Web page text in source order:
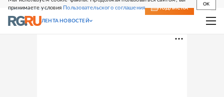
принимаете условия Пользовательского соглашения
OK
СВЕЖИЙ НОМЕР ПОДПИСКА
ЛЕНТА НОВОСТЕЙ